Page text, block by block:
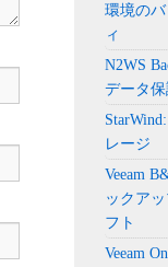
環境の
ィ
N2WS
データ
レージ
Veeam
ックア
フト
Veeam